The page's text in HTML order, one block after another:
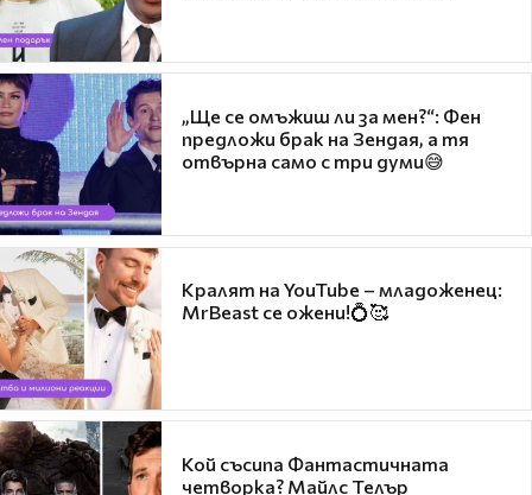
„Ще се омъжиш ли за мен?“: Фен
предложи брак на Зендая, а тя
отвърна само с три думи😅
Кралят на YouTube – младоженец:
MrBeast се ожени!💍🥰
Кой съсипа Фантастичната
четворка? Майлс Телър